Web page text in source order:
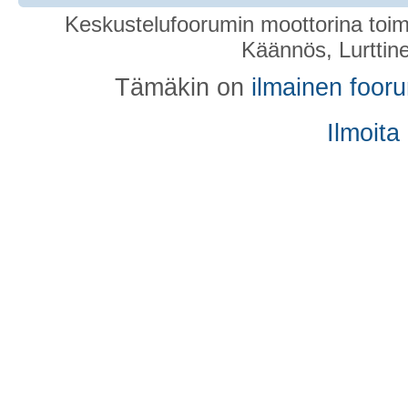
Keskustelufoorumin moottorina
Käännös,
Tämäkin on ilmainen